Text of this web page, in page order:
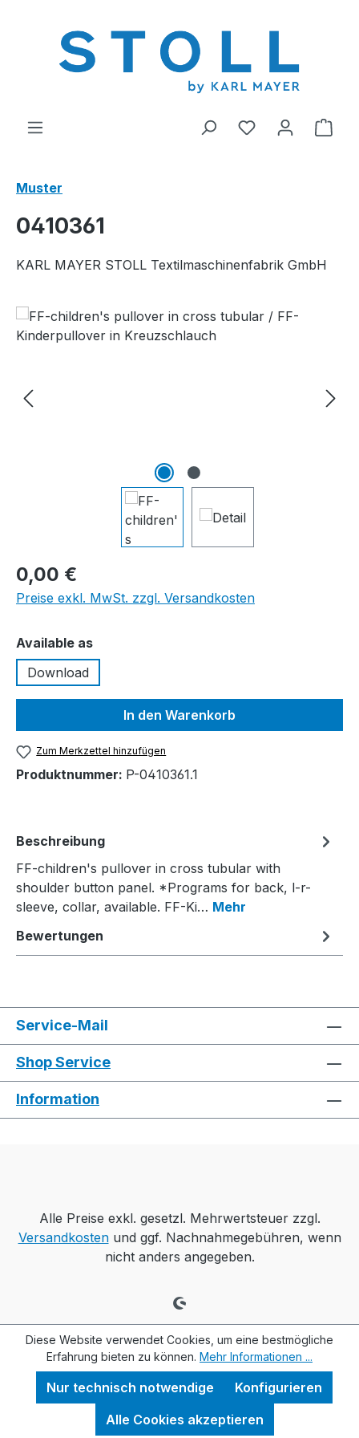
Du hast 0
Muster
0410361
KARL MAYER STOLL Textilmaschinenfabrik GmbH
Bildergalerie überspringen
0,00 €
Preise exkl. MwSt. zzgl. Versandkosten
Available asauswählen
Download
In den Warenkorb
Zum Merkzettel hinzufügen
Produktnummer: P-0410361.1
Beschreibung
FF-children's pullover in cross tubular with
shoulder button panel. *Programs for back, l-r-
sleeve, collar, available. FF-Ki… Mehr
Bewertungen
Service-Mail
Shop Service
Information
Alle Preise exkl. gesetzl. Mehrwertsteuer zzgl.
Versandkostenund ggf. Nachnahmegebühren, wenn
nicht anders angegeben.
Diese Website verwendet Cookies, um eine bestmögliche
Erfahrung bieten zu können. Mehr Informationen ...
Nur technisch notwendige
Konfigurieren
Alle Cookies akzeptieren